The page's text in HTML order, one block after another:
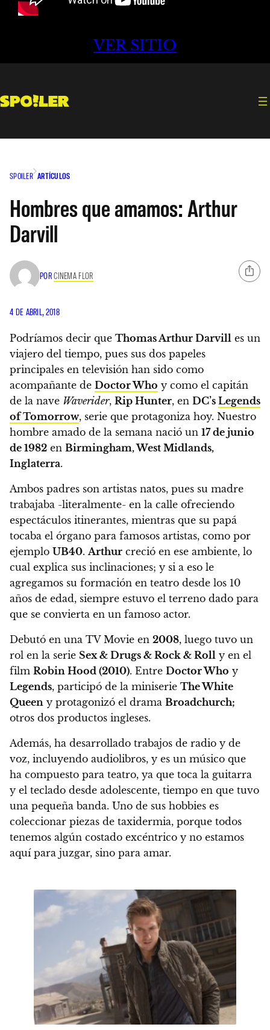
VER SITIO
SPOILER ARTÍCULOS
Hombres que amamos: Arthur
Darvill
PORCINEMA FLOR
4 DE ABRIL, 2018
Podríamos decir que Thomas Arthur Darvill es un
viajero del tiempo, pues sus dos papeles
principales en televisión han sido como
acompañante de Doctor Who y como el capitán
de la nave Waverider, Rip Hunter, en DC’s Legends
of Tomorrow, serie que protagoniza hoy. Nuestro
hombre amado de la semana nació un 17 de junio
de 1982 en Birmingham, West Midlands,
Inglaterra.
Ambos padres son artistas natos, pues su madre
trabajaba -literalmente- en la calle ofreciendo
espectáculos itinerantes, mientras que su papá
tocaba el órgano para famosos artistas, como por
ejemplo UB40. Arthur creció en ese ambiente, lo
cual explica sus inclinaciones; y si a eso le
agregamos su formación en teatro desde los 10
años de edad, siempre estuvo el terreno dado para
que se convierta en un famoso actor.
Debutó en una TV Movie en 2008, luego tuvo un
rol en la serie Sex & Drugs & Rock & Roll y en el
film Robin Hood (2010). Entre Doctor Who y
Legends, participó de la miniserie The White
Queen y protagonizó el drama Broadchurch;
otros dos productos ingleses.
Además, ha desarrollado trabajos de radio y de
voz, incluyendo audiolibros, y es un músico que
ha compuesto para teatro, ya que toca la guitarra
y el teclado desde adolescente, tiempo en que tuvo
una pequeña banda. Uno de sus hobbies es
coleccionar piezas de taxidermia, porque todos
tenemos algún costado excéntrico y no estamos
aquí para juzgar, sino para amar.